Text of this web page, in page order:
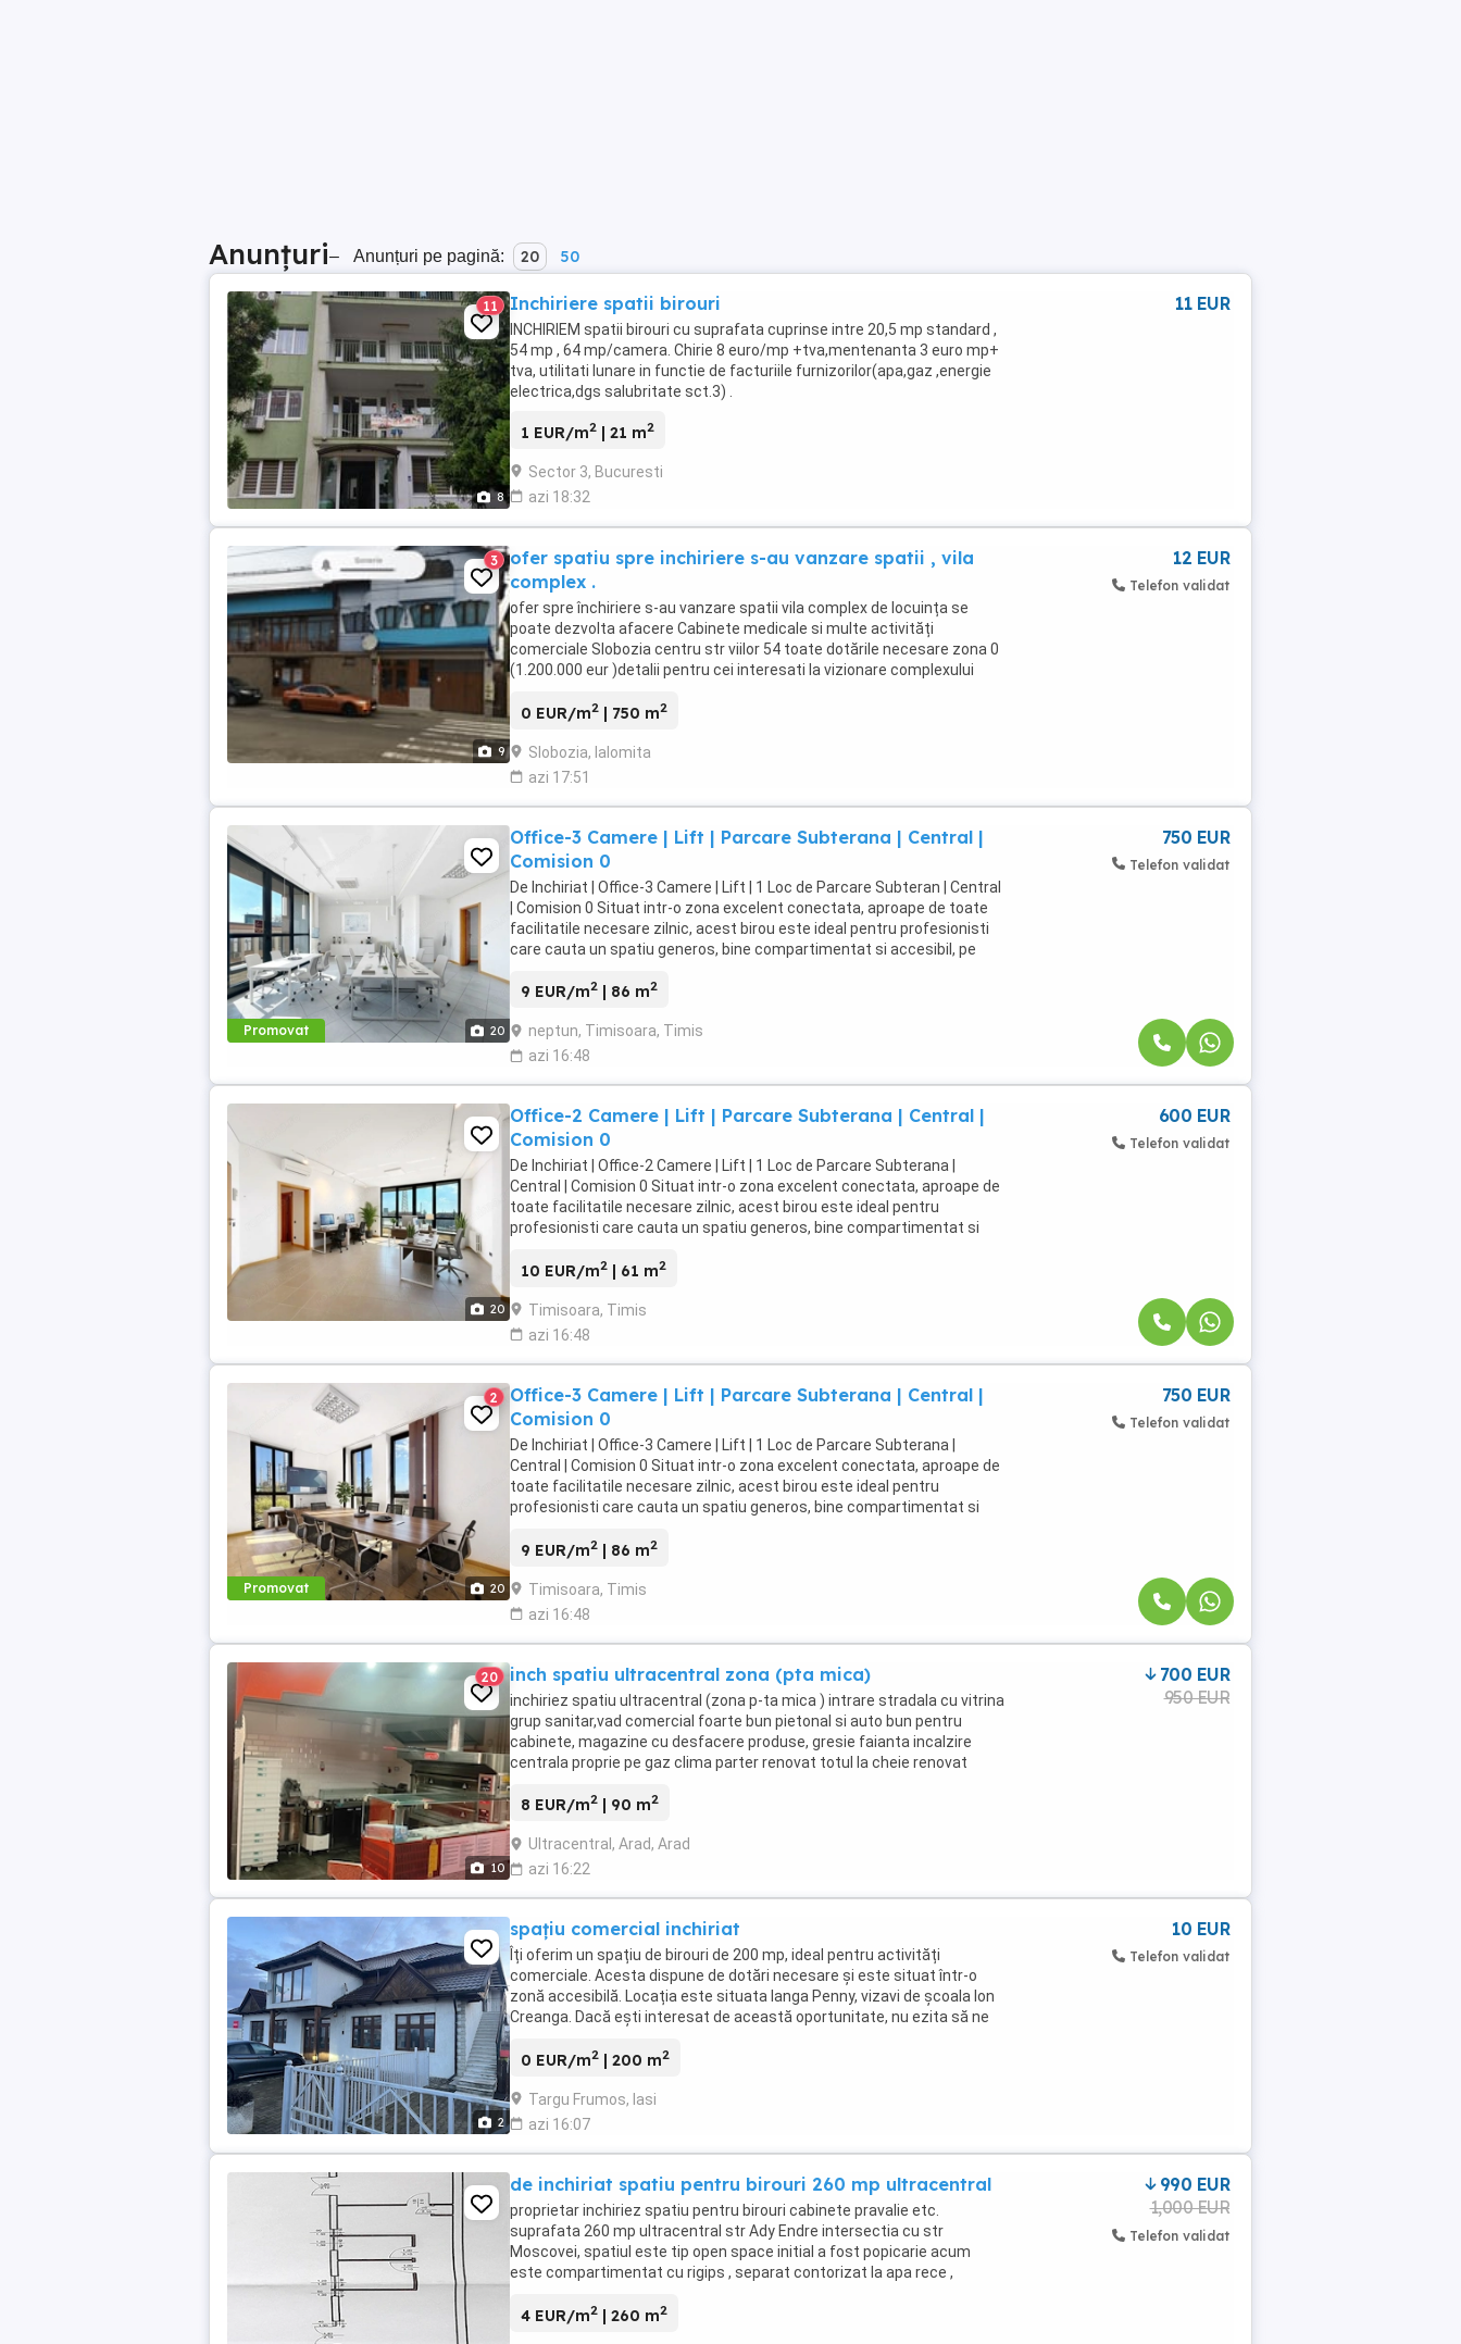
Anunțuri– Anunțuri pe pagină: 20 50
8
11 Inchiriere spatii birouri
INCHIRIEM spatii birouri cu suprafata cuprinse intre 20,5 mp standard ,
54 mp , 64 mp/camera. Chirie 8 euro/mp +tva,mentenanta 3 euro mp+
tva, utilitati lunare in functie de facturiile furnizorilor(apa,gaz ,energie
electrica,dgs salubritate sct.3) .
1 EUR/m2 | 21 m2
Sector 3, Bucuresti
azi 18:32
11 EUR
9
3
ofer spatiu spre inchiriere s-au vanzare spatii , vila
complex .
ofer spre închiriere s-au vanzare spatii vila complex de locuința se
poate dezvolta afacere Cabinete medicale si multe activități
comerciale Slobozia centru str viilor 54 toate dotările necesare zona 0
(1.200.000 eur )detalii pentru cei interesati la vizionare complexului
0 EUR/m2 | 750 m2
Slobozia, Ialomita
azi 17:51
12 EUR
Telefon validat
Promovat 20
Office-3 Camere | Lift | Parcare Subterana | Central |
Comision 0
De Inchiriat | Office-3 Camere | Lift | 1 Loc de Parcare Subteran | Central
| Comision 0 Situat intr-o zona excelent conectata, aproape de toate
facilitatile necesare zilnic, acest birou este ideal pentru profesionisti
care cauta un spatiu generos, bine compartimentat si accesibil, pe
9 EUR/m2 | 86 m2
neptun, Timisoara, Timis
azi 16:48
750 EUR
Telefon validat
20
Office-2 Camere | Lift | Parcare Subterana | Central |
Comision 0
De Inchiriat | Office-2 Camere | Lift | 1 Loc de Parcare Subterana |
Central | Comision 0 Situat intr-o zona excelent conectata, aproape de
toate facilitatile necesare zilnic, acest birou este ideal pentru
profesionisti care cauta un spatiu generos, bine compartimentat si
10 EUR/m2 | 61 m2
Timisoara, Timis
azi 16:48
600 EUR
Telefon validat
Promovat 20
2
Office-3 Camere | Lift | Parcare Subterana | Central |
Comision 0
De Inchiriat | Office-3 Camere | Lift | 1 Loc de Parcare Subterana |
Central | Comision 0 Situat intr-o zona excelent conectata, aproape de
toate facilitatile necesare zilnic, acest birou este ideal pentru
profesionisti care cauta un spatiu generos, bine compartimentat si
9 EUR/m2 | 86 m2
Timisoara, Timis
azi 16:48
750 EUR
Telefon validat
10
20 inch spatiu ultracentral zona (pta mica)
inchiriez spatiu ultracentral (zona p-ta mica ) intrare stradala cu vitrina
grup sanitar,vad comercial foarte bun pietonal si auto bun pentru
cabinete, magazine cu desfacere produse, gresie faianta incalzire
centrala proprie pe gaz clima parter renovat totul la cheie renovat
8 EUR/m2 | 90 m2
Ultracentral, Arad, Arad
azi 16:22
700 EUR
950 EUR
2
spațiu comercial inchiriat
Îți oferim un spațiu de birouri de 200 mp, ideal pentru activități
comerciale. Acesta dispune de dotări necesare și este situat într-o
zonă accesibilă. Locația este situata langa Penny, vizavi de școala Ion
Creanga. Dacă ești interesat de această oportunitate, nu ezita să ne
0 EUR/m2 | 200 m2
Targu Frumos, Iasi
azi 16:07
10 EUR
Telefon validat
de inchiriat spatiu pentru birouri 260 mp ultracentral
proprietar inchiriez spatiu pentru birouri cabinete pravalie etc.
suprafata 260 mp ultracentral str Ady Endre intersectia cu str
Moscovei, spatiul este tip open space initial a fost popicarie acum
este compartimentat cu rigips , separat contorizat la apa rece ,
4 EUR/m2 | 260 m2
990 EUR
1,000 EUR
Telefon validat